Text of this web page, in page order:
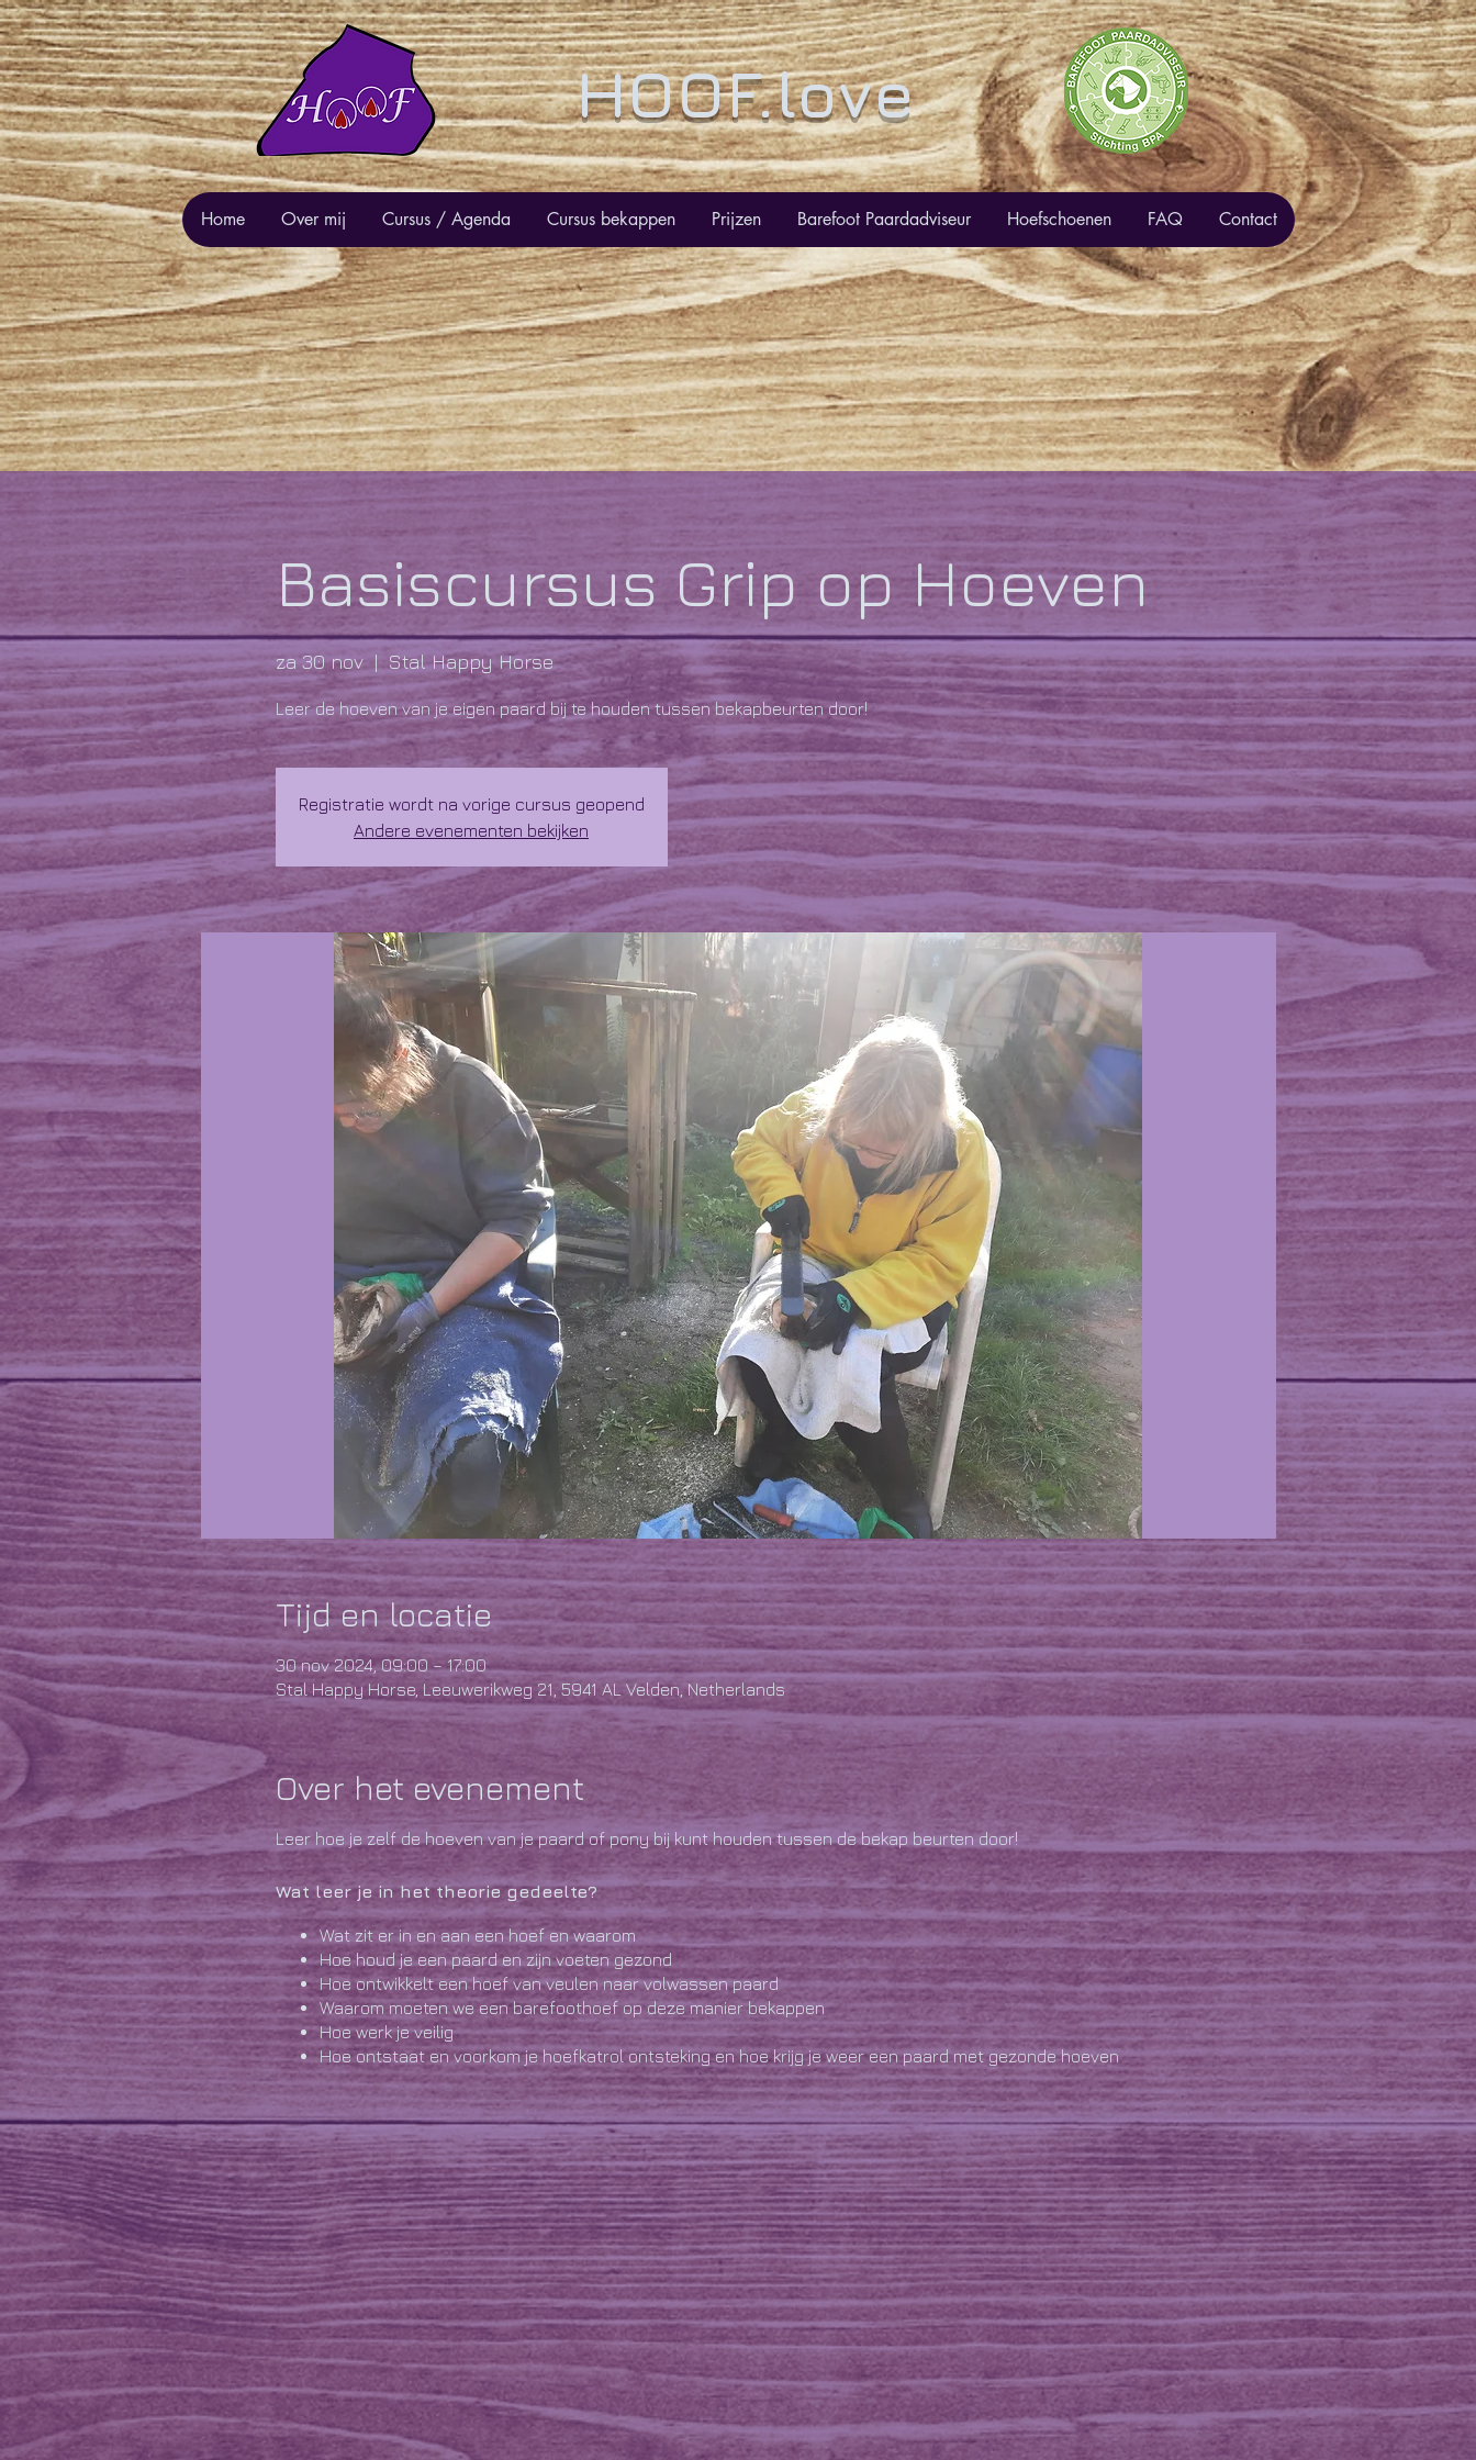
HOOF.love
Basiscursus Grip op Hoeven
za 30 nov
  |
Stal Happy Horse
Leer de hoeven van je eigen paard bij te houden tussen bekapbeurten door!
Registratie wordt na vorige cursus geopend
Andere evenementen bekijken
Tijd en locatie
30 nov 2024, 09:00 – 17:00
Stal Happy Horse, Leeuwerikweg 21, 5941 AL Velden, Netherlands
Over het evenement
Leer hoe je zelf de hoeven van je paard of pony bij kunt houden tussen de bekap beurten door!
Wat leer je in het theorie gedeelte?
Wat zit er in en aan een hoef en waarom
Hoe houd je een paard en zijn voeten gezond
Hoe ontwikkelt een hoef van veulen naar volwassen paard
Waarom moeten we een barefoothoef op deze manier bekappen
Hoe werk je veilig
Hoe ontstaat en voorkom je hoefkatrol ontsteking en hoe krijg je weer een paard met gezonde hoeven
Hoe ziet een bevangen hoef er van binnen uit en hoe is het te voorkomen en te genezen
Wat doe je in het praktijkdeel?
Leren slijpen van je messen,
Correct en veilig werken met mes, rasp en tang
Bespreken van wat er moet gebeuren aan de oefenhoeven
Leren toepassen van de Barefoot bekapmethode
Wat krijg je ervoor
Koffie, thee met altijd iets lekkers … een heerlijke lunch en ook in de middag is er altijd iets te drinken en vooral het
belangrijkste : zoveel oefenhoeven als je wilt.
Je hoeft dus je eigen paard geen stress te geven, zelf geen stress met vervoer, je hoeft helemaal niet bang te zijn om
Home Over mij Cursus / Agenda Cursus bekappen Prijzen Barefoot Paardadviseur Hoefschoenen FAQ Contact